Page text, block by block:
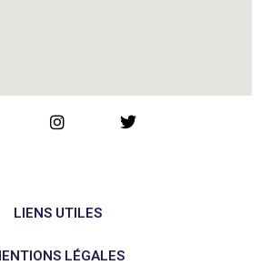
LIENS UTILES
LÉGALES